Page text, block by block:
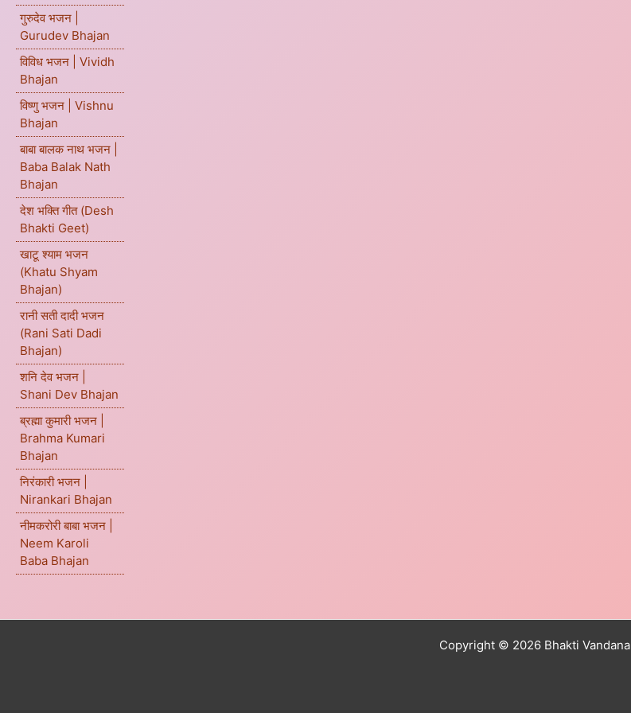
गुरुदेव भजन |
Gurudev Bhajan
विविध भजन | Vividh
Bhajan
विष्णु भजन | Vishnu
Bhajan
बाबा बालक नाथ भजन |
Baba Balak Nath
Bhajan
देश भक्ति गीत (Desh
Bhakti Geet)
खाटू श्याम भजन
(Khatu Shyam
Bhajan)
रानी सती दादी भजन
(Rani Sati Dadi
Bhajan)
शनि देव भजन |
Shani Dev Bhajan
ब्रह्मा कुमारी भजन |
Brahma Kumari
Bhajan
निरंकारी भजन |
Nirankari Bhajan
नीमकरोरी बाबा भजन |
Neem Karoli
Baba Bhajan
Copyright © 2026 Bhakti Vandana